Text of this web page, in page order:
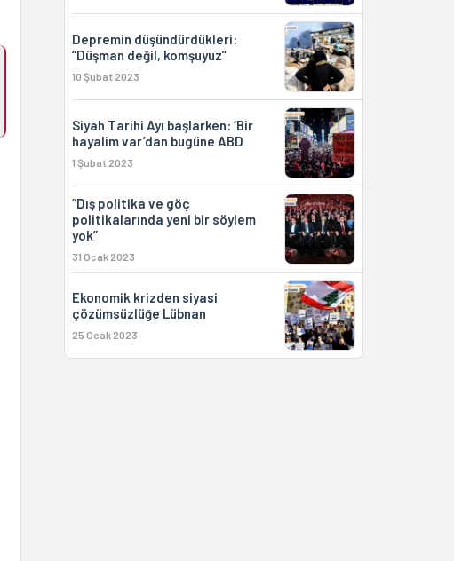
Depremin düşündürdükleri:
“Düşman değil, komşuyuz”
10 Şubat 2023
Siyah Tarihi Ayı başlarken: ‘Bir
hayalim var’dan bugüne ABD
1 Şubat 2023
“Dış politika ve göç
politikalarında yeni bir söylem
yok”
31 Ocak 2023
Ekonomik krizden siyasi
çözümsüzlüğe Lübnan
25 Ocak 2023